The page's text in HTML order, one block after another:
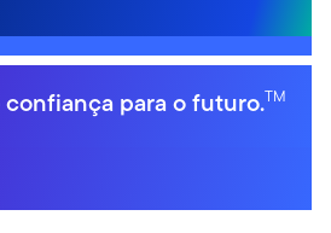
para o futuro.TM